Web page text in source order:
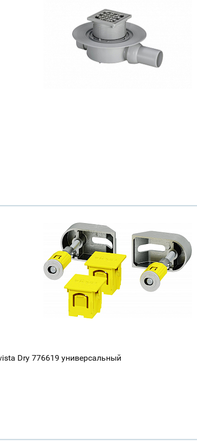
Dry 776619 универсальный
Москва
Мурманск
Ваш город?
Всё верно Сменить город